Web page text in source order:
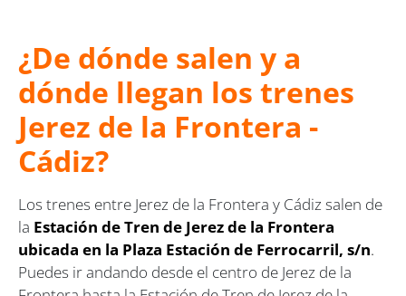
¿De dónde salen y a
dónde llegan los trenes
Jerez de la Frontera -
Cádiz?
Los trenes entre Jerez de la Frontera y Cádiz salen de
la Estación de Tren de Jerez de la Frontera
ubicada en la Plaza Estación de Ferrocarril, s/n.
Puedes ir andando desde el centro de Jerez de la